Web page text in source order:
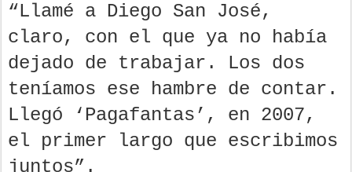
“Llamé a Diego San José,
claro, con el que ya no había
dejado de trabajar. Los dos
teníamos ese hambre de contar.
Llegó ‘Pagafantas’, en 2007,
el primer largo que escribimos
juntos”.